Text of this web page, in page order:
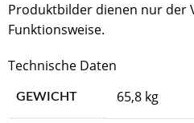
Produktbilder dienen nur der
Funktionsweise.
Technische Daten
GEWICHT 65,8 kg